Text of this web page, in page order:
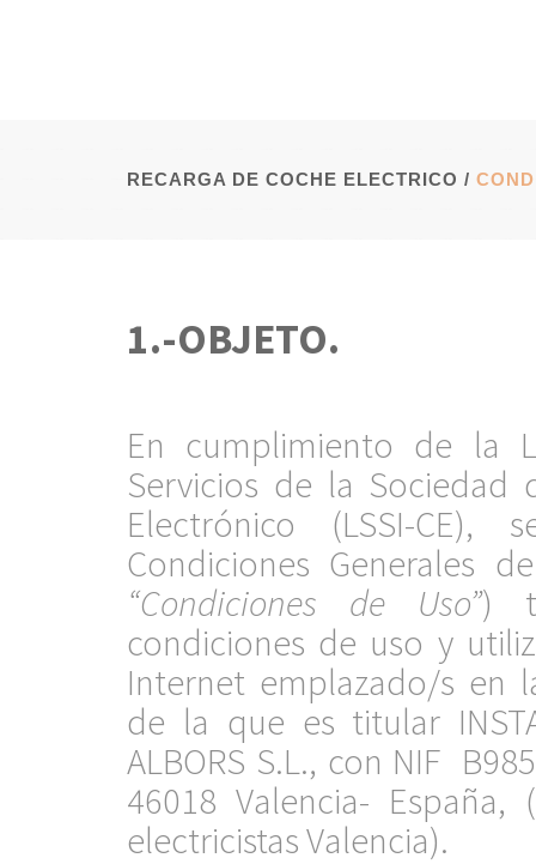
RECARGA DE COCHE ELECTRICO /
1.-OBJETO.
En cumplimiento de la
Servicios de la
Electrónico (LSSI-
Condiciones Generales
“Condiciones de Uso”)
condiciones de uso y
Internet emplazado/s en
de la que es titular
ALBORS S.L., con NIF
46018 Valencia-
electricistas Valencia).